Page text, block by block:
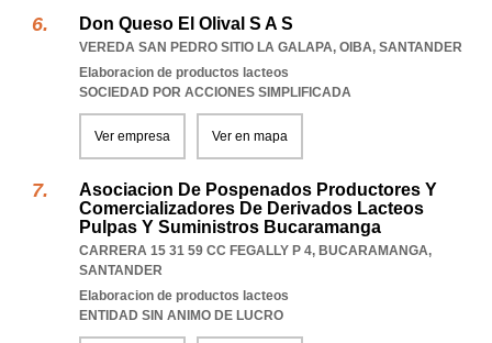
Don Queso El Olival S A S
VEREDA SAN PEDRO SITIO LA GALAPA, OIBA, SANTANDER
Elaboracion de productos lacteos
SOCIEDAD POR ACCIONES SIMPLIFICADA
Ver empresa Ver en mapa
Asociacion De Pospenados Productores Y
Comercializadores De Derivados Lacteos
Pulpas Y Suministros Bucaramanga
CARRERA 15 31 59 CC FEGALLY P 4, BUCARAMANGA,
SANTANDER
Elaboracion de productos lacteos
ENTIDAD SIN ANIMO DE LUCRO